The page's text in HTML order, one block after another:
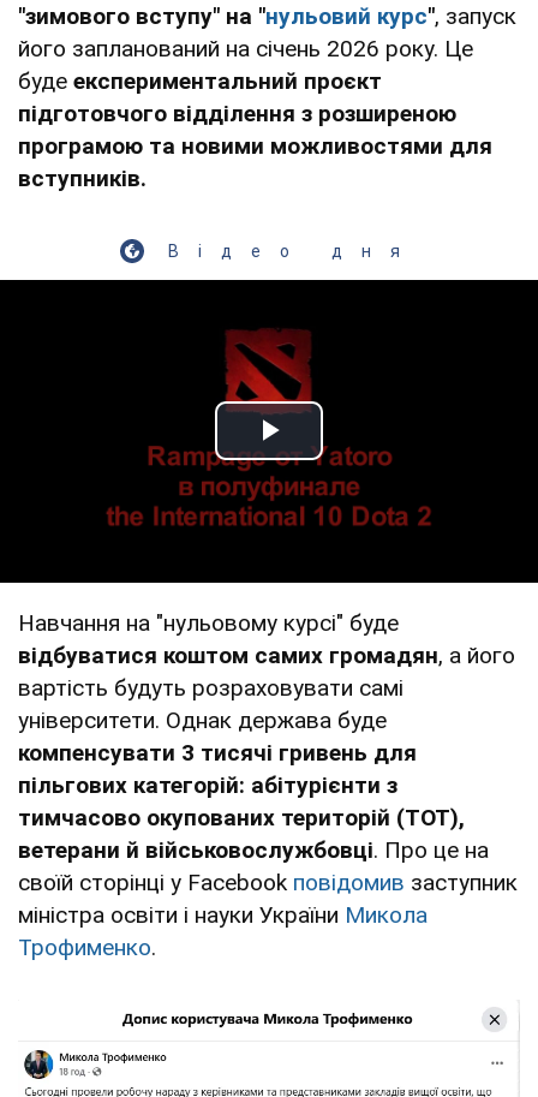
"зимового вступу" на "нульовий курс", запуск
його запланований на січень 2026 року. Це
буде експериментальний проєкт
підготовчого відділення з розширеною
програмою та новими можливостями для
вступників.
Відео дня
Play Video
Навчання на "нульовому курсі" буде
відбуватися коштом самих громадян, а його
вартість будуть розраховувати самі
університети. Однак держава буде
компенсувати 3 тисячі гривень для
пільгових категорій: абітурієнти з
тимчасово окупованих територій (ТОТ),
ветерани й військовослужбовці. Про це на
своїй сторінці у Facebook повідомив заступник
міністра освіти і науки України Микола
Трофименко.